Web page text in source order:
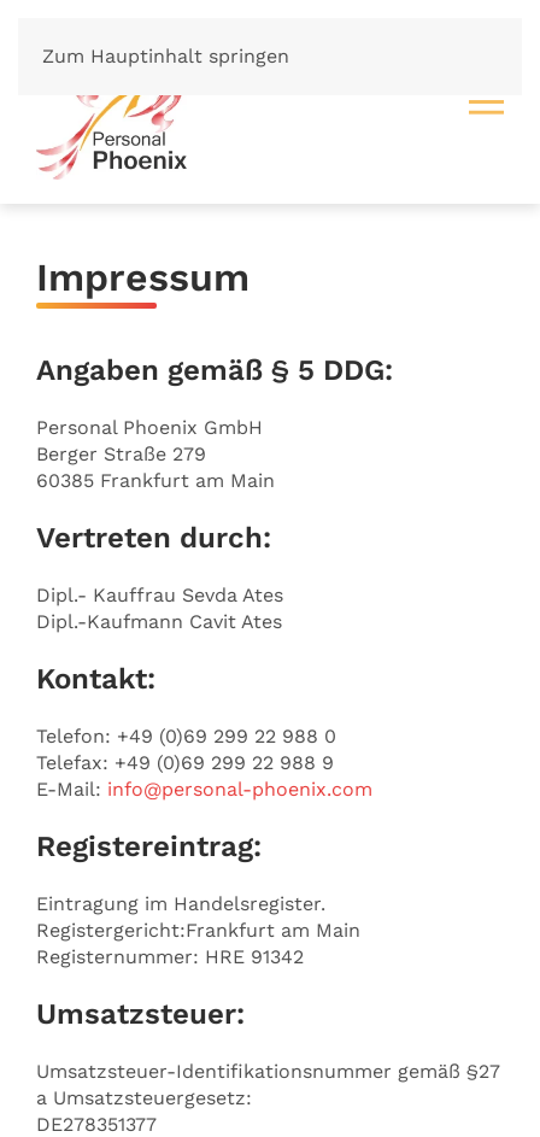
Zum Hauptinhalt springen
Impressum
Angaben gemäß § 5 DDG:
Personal Phoenix GmbH
Berger Straße 279
60385 Frankfurt am Main
Vertreten durch:
Dipl.- Kauffrau Sevda Ates
Dipl.-Kaufmann Cavit Ates
Kontakt:
Telefon: +49 (0)69 299 22 988 0
Telefax: +49 (0)69 299 22 988 9
E-Mail: info@personal-phoenix.com
Registereintrag:
Eintragung im Handelsregister.
Registergericht:Frankfurt am Main
Registernummer: HRE 91342
Umsatzsteuer:
Umsatzsteuer-Identifikationsnummer gemäß §27
a Umsatzsteuergesetz:
DE278351377